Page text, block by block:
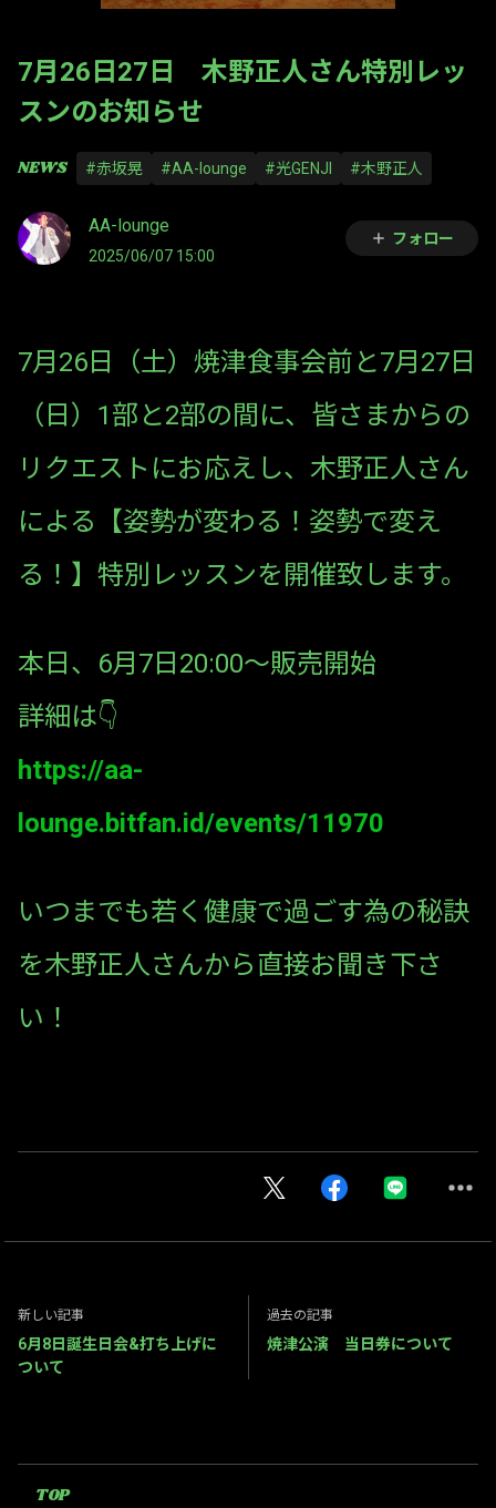
7月26日27日 木野正人さん特別レッ
スンのお知らせ
NEWS #赤坂晃 #AA-lounge #光GENJI #木野正人
AA-lounge
2025/06/07 15:00
フォロー
7月26日（土）焼津食事会前と7月27日
（日）1部と2部の間に、皆さまからの
リクエストにお応えし、木野正人さん
による【姿勢が変わる！姿勢で変え
る！】特別レッスンを開催致します。
本日、6月7日20:00〜販売開始
詳細は👇
https://aa-
lounge.bitfan.id/events/11970
いつまでも若く健康で過ごす為の秘訣
を木野正人さんから直接お聞き下さ
い！
新しい記事
6月8日誕生日会&打ち上げに
ついて
過去の記事
焼津公演 当日券について
TOP